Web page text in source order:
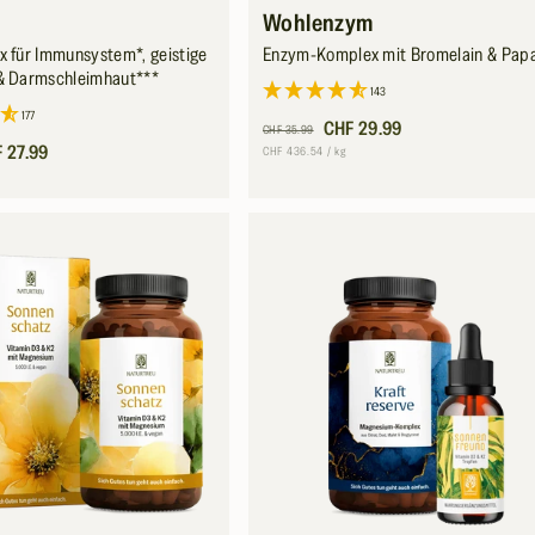
für Immunsystem*, geistige
Darmschleimhaut***
177
27.99
Wohlenzym
Enzym-Komplex mit Bromelain &
143
Normaler
Preis
CHF 35.99
VerkaufspreisCHF 29.99
Grundpreis
CHF 436.54 / pro
kg